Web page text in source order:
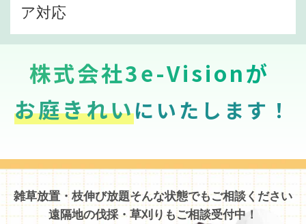
ア対応
株式会社3e-Visionが
お庭きれいにいたします！
雑草放置・枝伸び放題そんな状態でもご相談ください
遠隔地の伐採・草刈りもご相談受付中！